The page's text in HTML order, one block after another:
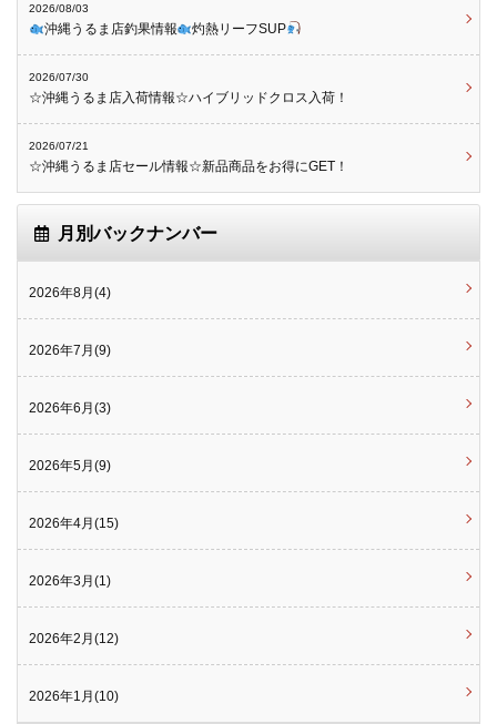
2026/08/03
沖縄うるま店釣果情報 灼熱リーフSUP
2026/07/30
☆沖縄うるま店入荷情報☆ハイブリッドクロス入荷！
2026/07/21
☆沖縄うるま店セール情報☆新品商品をお得にGET！
月別バックナンバー
2026年8月(4)
2026年7月(9)
2026年6月(3)
2026年5月(9)
2026年4月(15)
2026年3月(1)
2026年2月(12)
2026年1月(10)